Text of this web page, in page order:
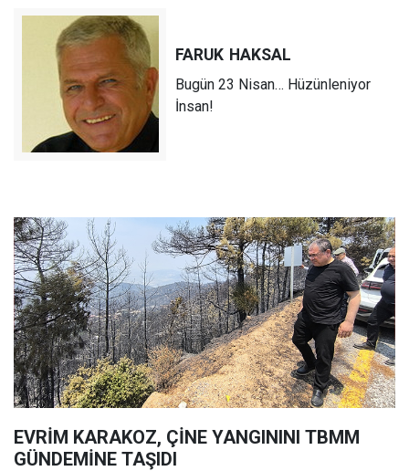
FARUK HAKSAL
Bugün 23 Nisan… Hüzünleniyor
İnsan!
EVRİM KARAKOZ, ÇİNE YANGININI TBMM
GÜNDEMİNE TAŞIDI